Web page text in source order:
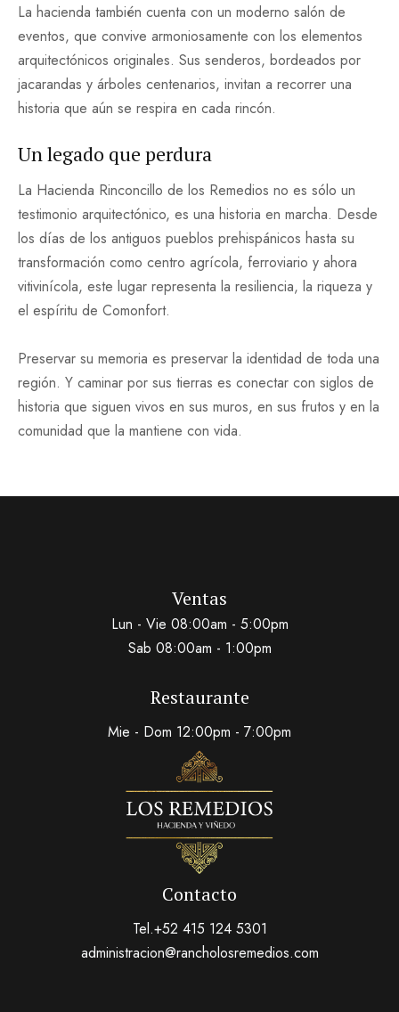
La hacienda también cuenta con un moderno salón de
eventos, que convive armoniosamente con los elementos
arquitectónicos originales. Sus senderos, bordeados por
jacarandas y árboles centenarios, invitan a recorrer una
historia que aún se respira en cada rincón.
Un legado que perdura
La Hacienda Rinconcillo de los Remedios no es sólo un
testimonio arquitectónico, es una historia en marcha. Desde
los días de los antiguos pueblos prehispánicos hasta su
transformación como centro agrícola, ferroviario y ahora
vitivinícola, este lugar representa la resiliencia, la riqueza y
el espíritu de Comonfort.
Preservar su memoria es preservar la identidad de toda una
región. Y caminar por sus tierras es conectar con siglos de
historia que siguen vivos en sus muros, en sus frutos y en la
comunidad que la mantiene con vida.
Ventas
Lun - Vie 08:00am - 5:00pm
Sab 08:00am - 1:00pm
Restaurante
Mie - Dom 12:00pm - 7:00pm
Contacto
Tel.+52 415 124 5301
administracion@rancholosremedios.com